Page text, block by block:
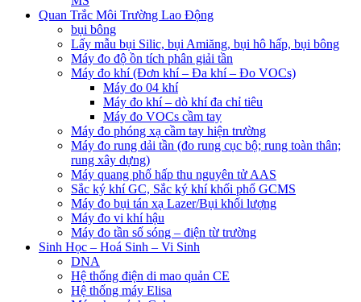
Quan Trắc Môi Trường Lao Động
bụi bông
Lấy mẫu bụi Silic, bụi Amiăng, bụi hô hấp, bụi bông
Máy đo độ ồn tích phân giải tần
Máy đo khí (Đơn khí – Đa khí – Đo VOCs)
Máy đo 04 khí
Máy đo khí – dò khí đa chỉ tiêu
Máy đo VOCs cầm tay
Máy đo phóng xạ cầm tay hiện trường
Máy đo rung dải tần (đo rung cục bộ; rung toàn thân;
rung xây dựng)
Máy quang phổ hấp thu nguyên tử AAS
Sắc ký khí GC, Sắc ký khí khối phổ GCMS
Máy đo bụi tán xạ Lazer/Bụi khối lượng
Máy đo vi khí hậu
Máy đo tần số sóng – điện từ trường
Sinh Học – Hoá Sinh – Vi Sinh
DNA
Hệ thống điện di mao quản CE
Hệ thống máy Elisa